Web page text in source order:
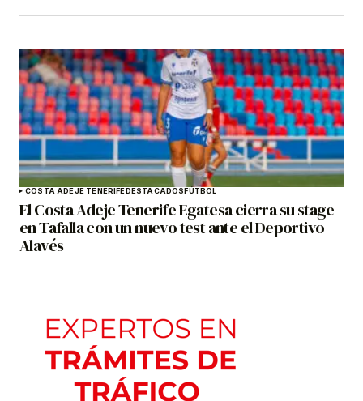
COSTA ADEJE TENERIFEDESTACADOSFÚTBOL
El Costa Adeje Tenerife Egatesa cierra su stage
en Tafalla con un nuevo test ante el Deportivo
Alavés